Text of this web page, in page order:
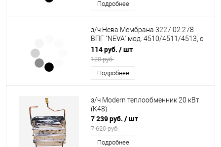
Подробнее
з/ч Нева Мембрана 3227.02.278
ВПГ "NEVA" мод. 4510/4511/4513, с
2008-2014 г.в.(вакуумная) (К35)
114 руб. / шт
120 руб.
Подробнее
з/ч Modern теплообменник 20 кВт
(К48)
7 239 руб. / шт
7 620 руб.
Подробнее